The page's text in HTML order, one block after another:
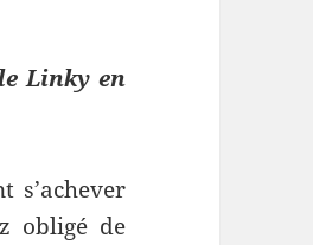
Linky en
s’achever
obligé de